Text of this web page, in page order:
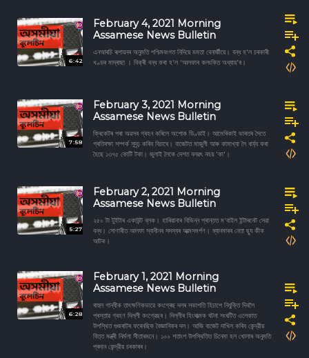
6:42
February 4, 2021 Morning
Assamese News Bulletin
এনআৰচি ৰূপায়নৰ অনুমতি পশ্চিমবংগত নিদিয়ে মমতা বেনাৰ্জীয়ে। বন্ধ হ'ল চৰকাৰী
খণ্ডৰ মাদ্ৰাছা । বিক্ৰী বন্ধ কৰা হ'ল 'আলফাৰ কলংকিত অধ্যায়'ৰ।
7:58
February 3, 2021 Morning
Assamese News Bulletin
ক্ৰিকেটৰ পৰা অৱসৰ গ্ৰহন কৰিলে অশোক ডিণ্ডাই। আমেৰিকাই ভাৰতৰ সৈতে
প্ৰতিৰক্ষা সম্পৰ্ক সুদৃঢ় কৰিব বিচাৰে। বাজেটত মাজুলী আৰু কামাখ্যা লৈ ধাৰ্য্য কৰা
হৈছে ১৩৭৫ কোটি টকা। জুলাই লৈকে দেশত বলৱৎ নহয় 'কা'।
5:27
February 2, 2021 Morning
Assamese News Bulletin
২৫০ টা টুইটাৰ একাউন্ট ব্লক। হাৰিয়ানাৰ বিভিন্ন প্ৰান্তত ম'বাইল ইন্টাৰনেট সেৱা
বন্ধ। সোণাৰীত আলফা স্বাধীনৰ সদস্যৰ আত্মসমর্পণ। ম্যানমাৰৰ নেতা ছ্যু কীক
আটক।
6:28
February 1, 2021 Morning
Assamese News Bulletin
ৰাহুল গান্ধীক তাৎক্ষণিকভাৱে কংগ্ৰেছ দলৰ সভাপতি হিচাপে নিযুক্তি দিবলৈ
প্ৰস্তাৱ গ্ৰহণ দিল্লী কংগ্রেছৰ। দিল্লীৰ হিংসাত্মক ঘটনা সংঘটিত এলেকাত
উপস্থিত গুজৰাটৰ ফৰেনছিক বৈজ্ঞানিকৰ দল। আজি বাজেট দাখিল কৰিব কেন্দ্রীয়
বিত্ত মন্ত্ৰী নিৰ্মলা সীতাৰমনে। ১০০ শতাংশ উপস্থিতিত চিনেমা হল খোলাৰ অনুমতি
প্ৰদান কেন্দ্রীয় চৰকাৰৰ।